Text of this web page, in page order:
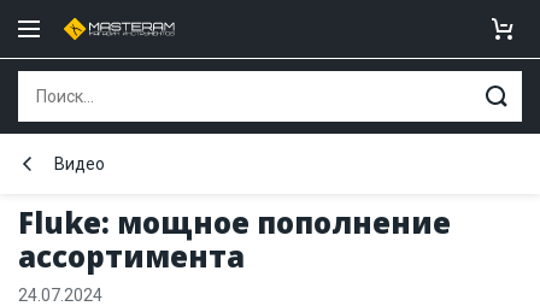
Fluke: мощное пополнение
ассортимента
Видео
24.07.2024